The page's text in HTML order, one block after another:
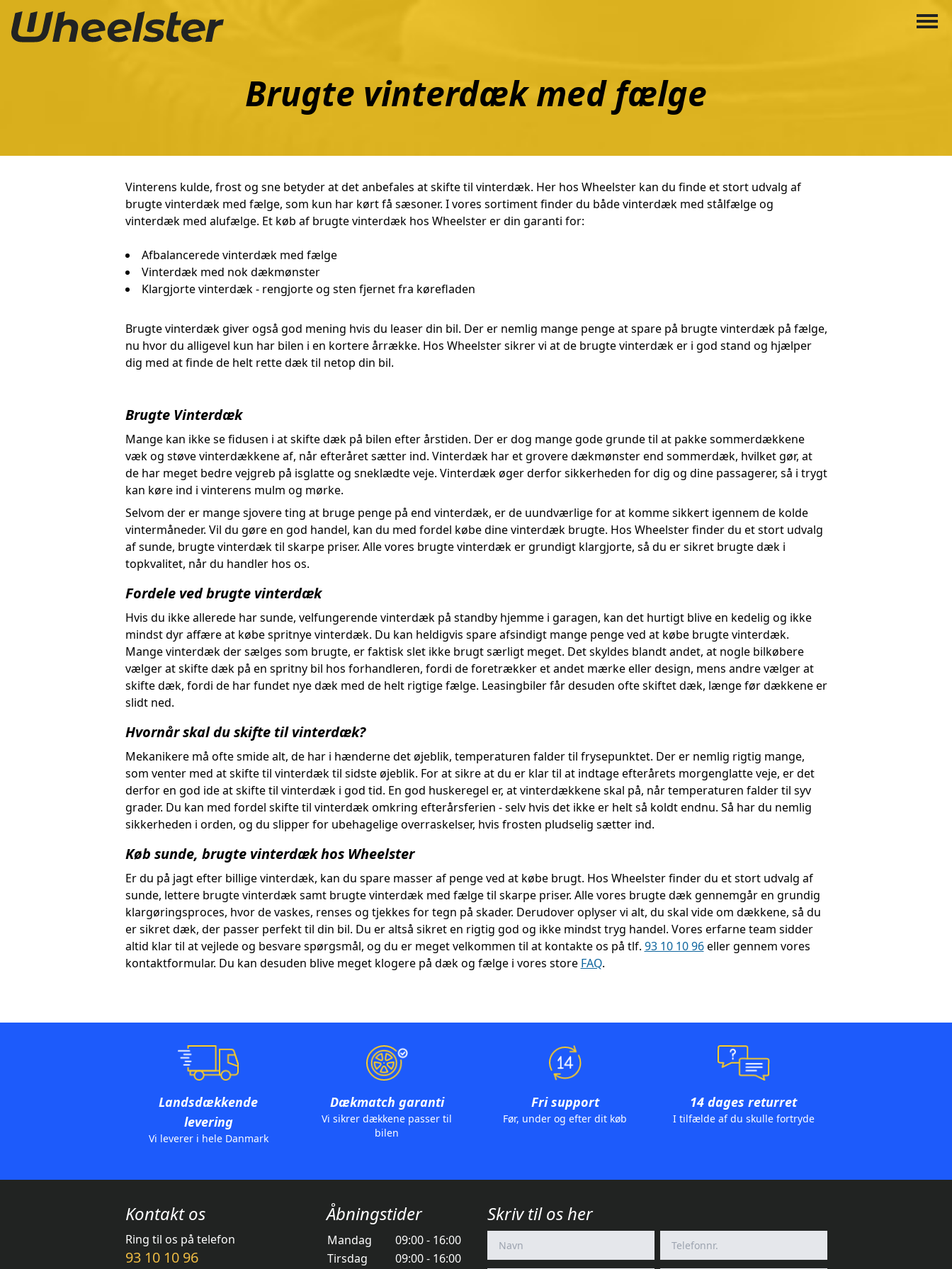
Brugte vinterdæk med fælge
Vinterens kulde, frost og sne betyder at det anbefales at skifte til vinterdæk. Her hos Wheelster kan du finde et stort udvalg af
brugte vinterdæk med fælge, som kun har kørt få sæsoner. I vores sortiment finder du både vinterdæk med stålfælge og
vinterdæk med alufælge. Et køb af brugte vinterdæk hos Wheelster er din garanti for:
Afbalancerede vinterdæk med fælge
Vinterdæk med nok dækmønster
Klargjorte vinterdæk - rengjorte og sten fjernet fra kørefladen
Brugte vinterdæk giver også god mening hvis du leaser din bil. Der er nemlig mange penge at spare på brugte vinterdæk på fælge,
nu hvor du alligevel kun har bilen i en kortere årrække. Hos Wheelster sikrer vi at de brugte vinterdæk er i god stand og hjælper
dig med at finde de helt rette dæk til netop din bil.
Brugte Vinterdæk
Mange kan ikke se fidusen i at skifte dæk på bilen efter årstiden. Der er dog mange gode grunde til at pakke sommerdækkene
væk og støve vinterdækkene af, når efteråret sætter ind. Vinterdæk har et grovere dækmønster end sommerdæk, hvilket gør, at
de har meget bedre vejgreb på isglatte og sneklædte veje. Vinterdæk øger derfor sikkerheden for dig og dine passagerer, så i trygt
kan køre ind i vinterens mulm og mørke.
Selvom der er mange sjovere ting at bruge penge på end vinterdæk, er de uundværlige for at komme sikkert igennem de kolde
vintermåneder. Vil du gøre en god handel, kan du med fordel købe dine vinterdæk brugte. Hos Wheelster finder du et stort udvalg
af sunde, brugte vinterdæk til skarpe priser. Alle vores brugte vinterdæk er grundigt klargjorte, så du er sikret brugte dæk i
topkvalitet, når du handler hos os.
Fordele ved brugte vinterdæk
Hvis du ikke allerede har sunde, velfungerende vinterdæk på standby hjemme i garagen, kan det hurtigt blive en kedelig og ikke
mindst dyr affære at købe spritnye vinterdæk. Du kan heldigvis spare afsindigt mange penge ved at købe brugte vinterdæk.
Mange vinterdæk der sælges som brugte, er faktisk slet ikke brugt særligt meget. Det skyldes blandt andet, at nogle bilkøbere
vælger at skifte dæk på en spritny bil hos forhandleren, fordi de foretrækker et andet mærke eller design, mens andre vælger at
skifte dæk, fordi de har fundet nye dæk med de helt rigtige fælge. Leasingbiler får desuden ofte skiftet dæk, længe før dækkene er
slidt ned.
Hvornår skal du skifte til vinterdæk?
Mekanikere må ofte smide alt, de har i hænderne det øjeblik, temperaturen falder til frysepunktet. Der er nemlig rigtig mange,
som venter med at skifte til vinterdæk til sidste øjeblik. For at sikre at du er klar til at indtage efterårets morgenglatte veje, er det
derfor en god ide at skifte til vinterdæk i god tid. En god huskeregel er, at vinterdækkene skal på, når temperaturen falder til syv
grader. Du kan med fordel skifte til vinterdæk omkring efterårsferien - selv hvis det ikke er helt så koldt endnu. Så har du nemlig
sikkerheden i orden, og du slipper for ubehagelige overraskelser, hvis frosten pludselig sætter ind.
Køb sunde, brugte vinterdæk hos Wheelster
Er du på jagt efter billige vinterdæk, kan du spare masser af penge ved at købe brugt. Hos Wheelster finder du et stort udvalg af
sunde, lettere brugte vinterdæk samt brugte vinterdæk med fælge til skarpe priser. Alle vores brugte dæk gennemgår en grundig
klargøringsproces, hvor de vaskes, renses og tjekkes for tegn på skader. Derudover oplyser vi alt, du skal vide om dækkene, så du
er sikret dæk, der passer perfekt til din bil. Du er altså sikret en rigtig god og ikke mindst tryg handel. Vores erfarne team sidder
altid klar til at vejlede og besvare spørgsmål, og du er meget velkommen til at kontakte os på tlf. 93 10 10 96eller gennem vores
kontaktformular. Du kan desuden blive meget klogere på dæk og fælge i vores store FAQ.
Landsdækkende
levering
Vi leverer i hele Danmark
Dækmatch garanti
Vi sikrer dækkene passer til
bilen
Fri support
Før, under og efter dit køb
14 dages returret
I tilfælde af du skulle fortryde
Kontakt os
Ring til os på telefon
93 10 10 96
Åbningstider
Mandag
09:00 - 16:00
Tirsdag
09:00 - 16:00
Skriv til os her